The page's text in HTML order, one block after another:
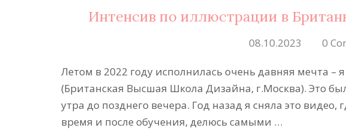
Интенсив по иллюстрации в
08.10.2023 0
Летом в 2022 году исполнилась очень давняя мечта –
(Британская Высшая Школа Дизайна, г.Москва). Это
утра до позднего вечера. Год назад я сняла это
время и после обучения, делюсь самыми …